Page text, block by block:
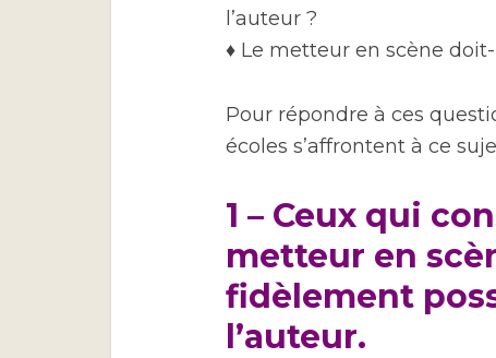
l’auteur ?
♦ Le metteur en scène
Pour répondre à ces
écoles s’affrontent à ce
1 – Ceux qui
metteur en
fidèlement
l’auteur.